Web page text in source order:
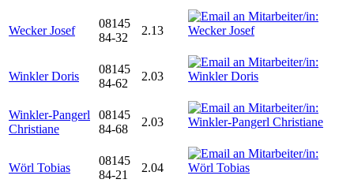
Wecker Josef
08145
84-32
2.13
Winkler Doris
08145
84-62
2.03
Winkler-Pangerl
Christiane
08145
84-68
2.03
Wörl Tobias
08145
84-21
2.04